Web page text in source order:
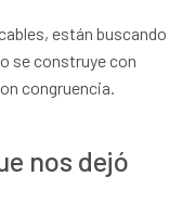
están buscando
se construye con
congruencia.
nos dejó